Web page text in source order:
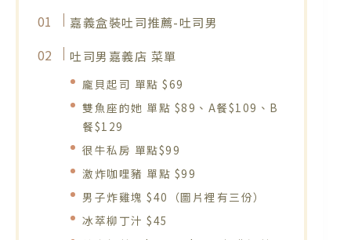
嘉義盒裝吐司推薦-吐司男
吐司男嘉義店 菜單
龐貝起司 單點 $69
雙魚座的她 單點 $89、A餐$109、B
餐$129
很牛私房 單點$99
激炸咖哩豬 單點 $99
男子炸雞塊 $40（圖片裡有三份）
冰萃柳丁汁 $45